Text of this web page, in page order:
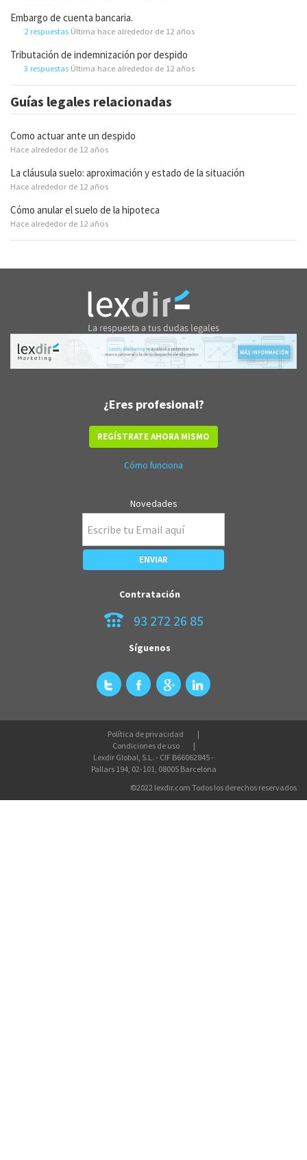
Embargo de cuenta bancaria.
2 respuestas Última hace alrededor de 12 años
Tributación de indemnización por despido
3 respuestas Última hace alrededor de 12 años
Guías legales relacionadas
Como actuar ante un despido
Hace alrededor de 12 años
La cláusula suelo: aproximación y estado de la situación
Hace alrededor de 12 años
Cómo anular el suelo de la hipoteca
Hace alrededor de 12 años
¿Eres profesional?
REGÍSTRATE AHORA MISMO
Cómo funciona
Novedades
Contratación
93 272 26 85
Síguenos
Política de privacidad
Condiciones de uso
Lexdir Global, S.L. - CIF B66062845 -
Pallars 194, 02-101, 08005 Barcelona
©2022 lexdir.com Todos los derechos reservados